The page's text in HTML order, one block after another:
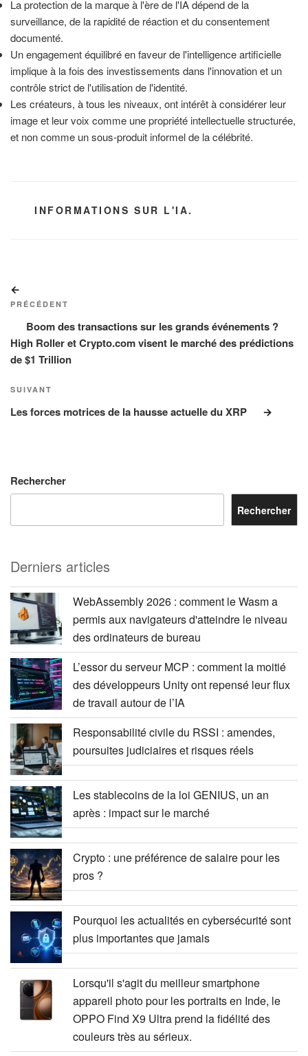
La protection de la marque à l'ère de l'IA dépend de la
surveillance, de la rapidité de réaction et du consentement
documenté.
Un engagement équilibré en faveur de l'intelligence artificielle
implique à la fois des investissements dans l'innovation et un
contrôle strict de l'utilisation de l'identité.
Les créateurs, à tous les niveaux, ont intérêt à considérer leur
image et leur voix comme une propriété intellectuelle structurée,
et non comme un sous-produit informel de la célébrité.
CATÉGORIES
INFORMATIONS SUR L'IA.
de
l’article
précédent
PRÉCÉDENT
Boom des transactions sur les grands événements ?
High Roller et Crypto.com visent le marché des prédictions
de $1 Trillion
Article
suivant
SUIVANT
Les forces motrices de la hausse actuelle du XRP
Rechercher
Rechercher
Derniers articles
WebAssembly 2026 : comment le Wasm a
permis aux navigateurs d'atteindre le niveau
des ordinateurs de bureau
L’essor du serveur MCP : comment la moitié
des développeurs Unity ont repensé leur flux
de travail autour de l’IA
Responsabilité civile du RSSI : amendes,
poursuites judiciaires et risques réels
Les stablecoins de la loi GENIUS, un an
après : impact sur le marché
Crypto : une préférence de salaire pour les
pros ?
Pourquoi les actualités en cybersécurité sont
plus importantes que jamais
Lorsqu'il s'agit du meilleur smartphone
appareil photo pour les portraits en Inde, le
OPPO Find X9 Ultra prend la fidélité des
couleurs très au sérieux.